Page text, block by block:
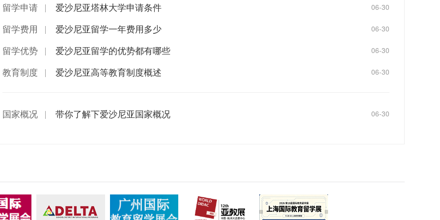
留学申请 爱沙尼亚塔林大学申请条件 06-30
留学费用 爱沙尼亚留学一年费用多少 06-30
留学优势 爱沙尼亚留学的优势都有哪些 06-30
教育制度 爱沙尼亚高等教育制度概述 06-30
国家概况 带你了解下爱沙尼亚国家概况 06-30